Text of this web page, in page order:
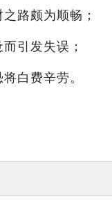
路颇为顺畅；
引发失误；
白费辛劳。